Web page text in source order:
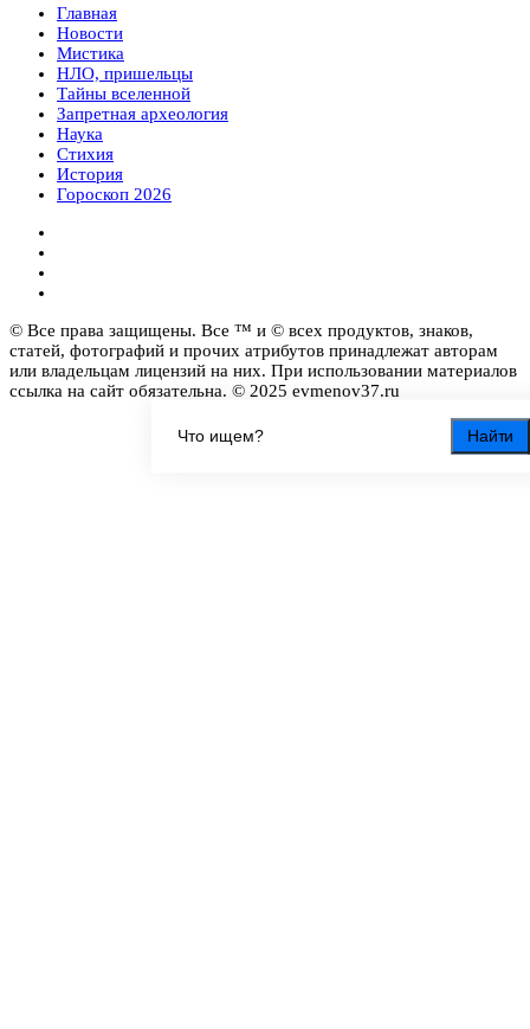
Найти
Главная
Новости
Мистика
НЛО, пришельцы
Тайны вселенной
Запретная археология
Наука
Стихия
История
Гороскоп 2026
© Все права защищены. Все ™ и © всех продуктов, знаков,
статей, фотографий и прочих атрибутов принадлежат авторам
или владельцам лицензий на них. При использовании материалов
ссылка на сайт обязательна. © 2025 evmenov37.ru